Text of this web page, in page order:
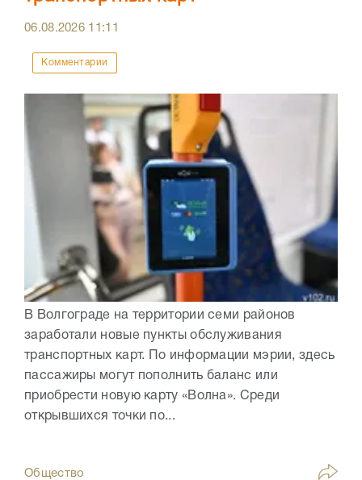
06.08.2026 11:11
Комментарии
В Волгограде на территории семи районов
заработали новые пункты обслуживания
транспортных карт. По информации мэрии, здесь
пассажиры могут пополнить баланс или
приобрести новую карту «Волна». Среди
открывшихся точки по...
Общество